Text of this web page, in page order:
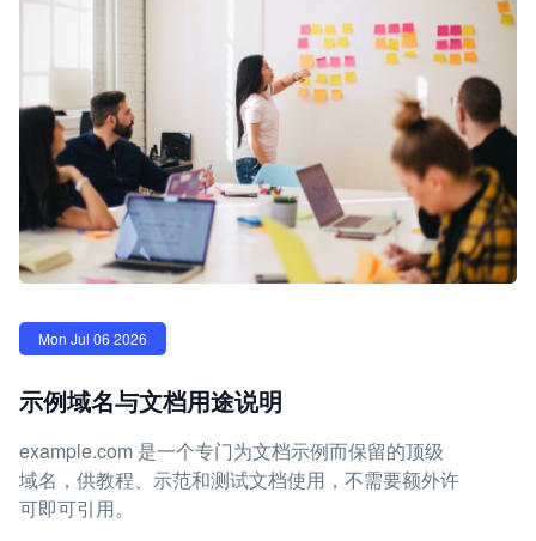
Mon Jul 06 2026
示例域名与文档用途说明
example.com 是一个专门为文档示例而保留的顶级
域名，供教程、示范和测试文档使用，不需要额外许
可即可引用。